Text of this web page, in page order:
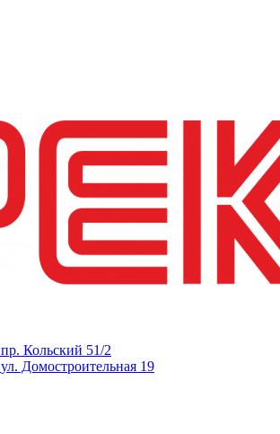
пр. Кольский 51/2
ул. Домостроительная 19